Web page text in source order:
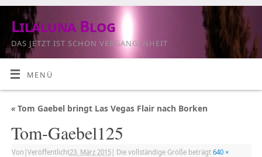
Lilaluna Blog
DAS JETZT IST SCHON VERGANGENHEIT
MENÜ
«Tom Gaebel bringt Las Vegas Flair nach Borken
Tom-Gaebel125
Von Veröffentlicht23. März 2015| Die vollständige Größe beträgt 640 ×